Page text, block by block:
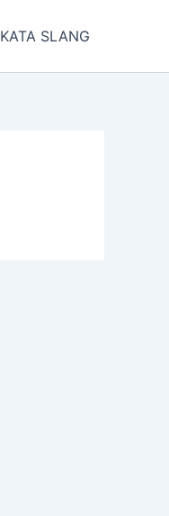
KATA SLANG